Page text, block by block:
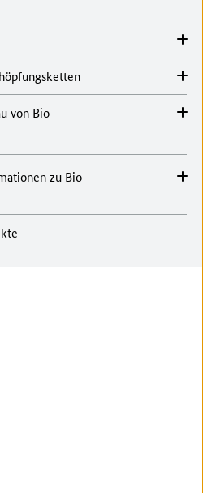
von Bio-
zu Bio-